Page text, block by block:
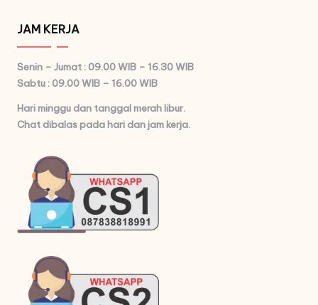
JAM KERJA
Senin – Jumat : 09.00 WIB – 16.30 WIB
Sabtu : 09.00 WIB – 16.00 WIB
Hari minggu dan tanggal merah libur.
Chat dibalas pada hari dan jam kerja.